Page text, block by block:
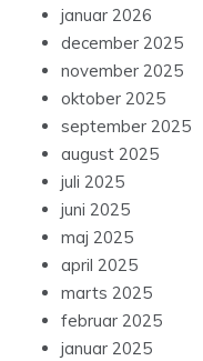
januar 2026
december 2025
november 2025
oktober 2025
september 2025
august 2025
juli 2025
juni 2025
maj 2025
april 2025
marts 2025
februar 2025
januar 2025